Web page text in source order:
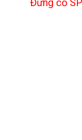
Đừng cố